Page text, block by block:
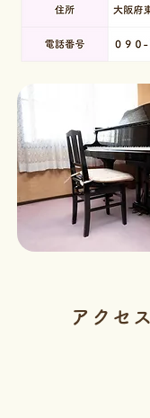
アクセ